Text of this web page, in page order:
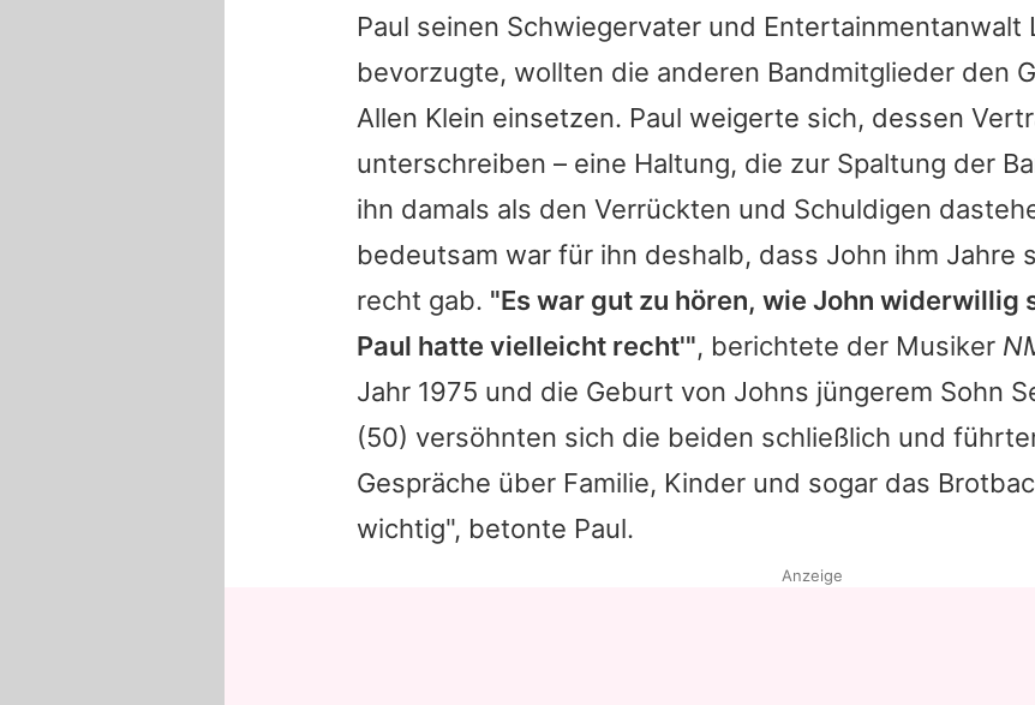
Paul seinen Schwiegervater und Entertainmentanwalt
bevorzugte, wollten die anderen Bandmitglieder den
Allen Klein einsetzen. Paul weigerte sich, dessen
unterschreiben – eine Haltung, die zur Spaltung der
ihn damals als den Verrückten und Schuldigen
bedeutsam war für ihn deshalb, dass John ihm Jahre
recht gab. "Es war gut zu hören, wie John widerwillig
Paul hatte vielleicht recht'", berichtete der Musiker
Jahr 1975 und die Geburt von Johns jüngerem Sohn
(50) versöhnten sich die beiden schließlich und
Gespräche über Familie, Kinder und sogar das
wichtig", betonte Paul.
Anzeige